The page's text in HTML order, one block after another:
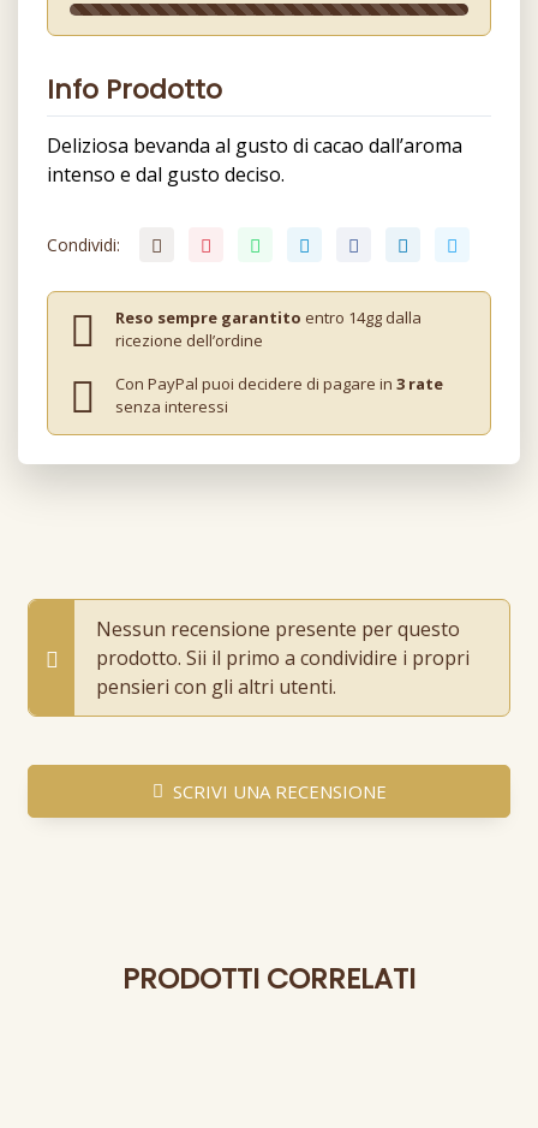
Info Prodotto
Deliziosa bevanda al gusto di cacao dall’aroma
intenso e dal gusto deciso.
Condividi:
Reso sempre garantito entro 14gg dalla
ricezione dell’ordine
Con PayPal puoi decidere di pagare in 3 rate
senza interessi
Nessun recensione presente per questo
prodotto. Sii il primo a condividire i propri
pensieri con gli altri utenti.
SCRIVI UNA RECENSIONE
PRODOTTI CORRELATI